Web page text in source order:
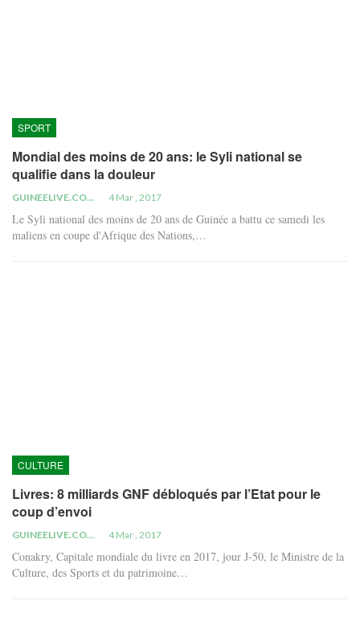
SPORT
Mondial des moins de 20 ans: le Syli national se
qualifie dans la douleur
GUINEELIVE.COM 4 Mar , 2017
Le Syli national des moins de 20 ans de Guinée a battu ce samedi les
maliens en coupe d'Afrique des Nations,…
CULTURE
Livres: 8 milliards GNF débloqués par l’Etat pour le
coup d’envoi
GUINEELIVE.COM 4 Mar , 2017
Conakry, Capitale mondiale du livre en 2017, jour J-50, le Ministre de la
Culture, des Sports et du patrimoine…